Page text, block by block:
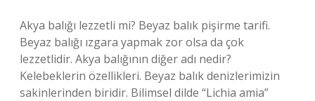
Akya balığı lezzetli mi? Beyaz balık pişirme tarifi.
Beyaz balığı ızgara yapmak zor olsa da çok
lezzetlidir. Akya balığının diğer adı nedir?
Kelebeklerin özellikleri. Beyaz balık denizlerimizin
sakinlerinden biridir. Bilimsel dilde “Lichia amia”